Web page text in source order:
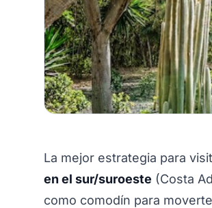
La mejor estrategia para
en el sur/suroeste (Costa
como comodín para